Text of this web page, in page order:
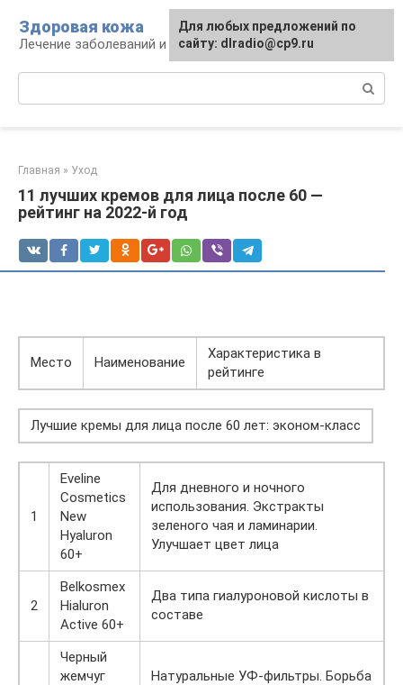
контенту
Здоровая кожа
Лечение заболеваний и уход за кожей
Главная » Уход
11 лучших кремов для лица после 60 —
рейтинг на 2022-й год
Место Наименование
Характеристика в
рейтинге
Лучшие кремы для лица после 60 лет: эконом-класс
1
Eveline
Cosmetics
New
Hyaluron
60+
Для дневного и ночного
использования. Экстракты
зеленого чая и ламинарии.
Улучшает цвет лица
2
Belkosmex
Hialuron
Active 60+
Два типа гиалуроновой кислоты в
составе
Черный
жемчуг
Натуральные УФ-фильтры. Борьба
Для любых предложений по
сайту: dlradio@cp9.ru